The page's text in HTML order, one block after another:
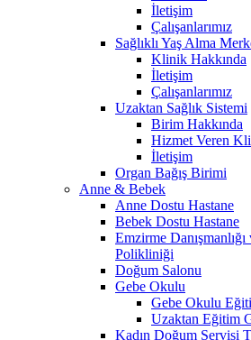
İletişim
Çalışanlarımız
Sağlıklı Yaş Alma
Klinik Hakkında
İletişim
Çalışanlarımız
Uzaktan Sağlık Sistemi
Birim Hakkında
Hizmet Veren
İletişim
Organ Bağış Birimi
Anne & Bebek
Anne Dostu Hastane
Bebek Dostu Hastane
Emzirme
Polikliniği
Doğum Salonu
Gebe Okulu
Gebe Okulu
Uzaktan Eğitim
Kadın Doğum Servisi